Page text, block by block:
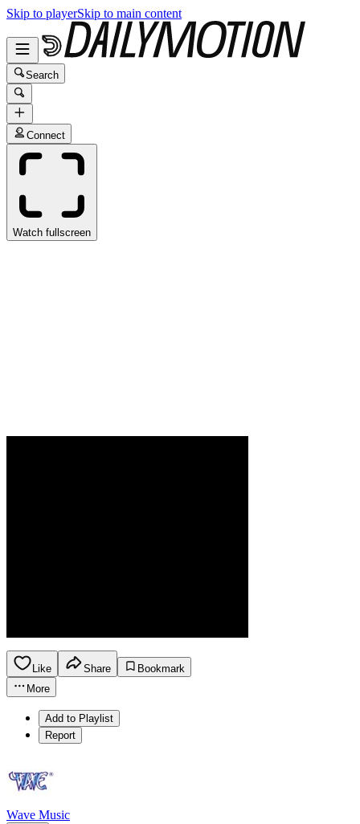
Skip to playerSkip to main content
Search
Connect
Watch fullscreen
Like Share
Bookmark
More
Add to Playlist
Report
Wave Music